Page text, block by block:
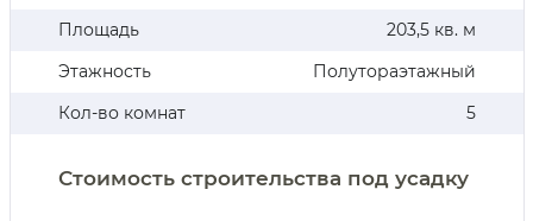
Площадь
203,5 кв. м
Этажность
Полутораэтажный
Кол-во комнат
5
Стоимость строительства под усадку